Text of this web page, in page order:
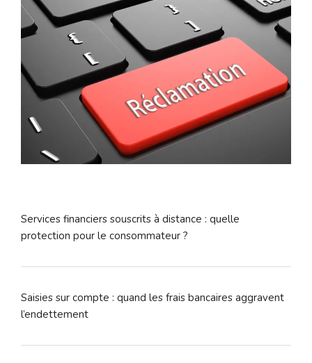
Services financiers souscrits à distance : quelle
protection pour le consommateur ?
Saisies sur compte : quand les frais bancaires aggravent
l’endettement